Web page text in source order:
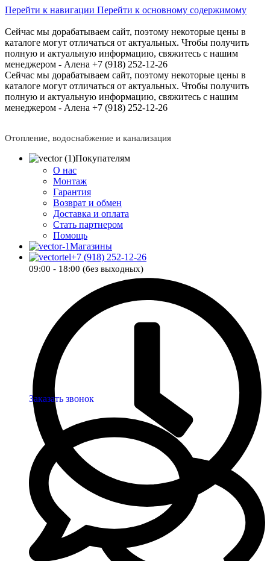
Перейти к навигации Перейти к основному содержимому
Сейчас мы дорабатываем сайт, поэтому некоторые цены в
каталоге могут отличаться от актуальных. Чтобы получить
полную и актуальную информацию, свяжитесь с нашим
менеджером - Алена +7 (918) 252-12-26
Сейчас мы дорабатываем сайт, поэтому некоторые цены в
каталоге могут отличаться от актуальных. Чтобы получить
полную и актуальную информацию, свяжитесь с нашим
менеджером - Алена +7 (918) 252-12-26
Отопление, водоснабжение и канализация
Покупателям
О нас
Монтаж
Гарантия
Возврат и обмен
Доставка и оплата
Стать партнером
Помощь
Магазины
+7 (918) 252-12-26
09:00 - 18:00 (без выходных)
Заказать звонок